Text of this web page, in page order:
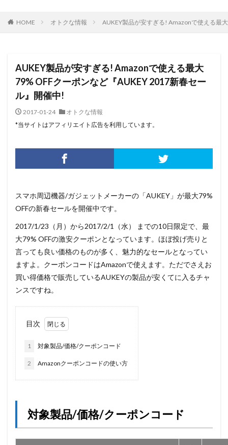
HOME オトクな情報 AUKEY製品が安すぎる! Amazonで使える最
AUKEY製品が安すぎる! Amazonで使える最大
79% OFFクーポンなど『AUKEY 2017新春セー
ル』開催中!
2017-01-24
オトクな情報
*当サイトはアフィリエイト広告を利用しています。
スマホ周辺機器/ガジェットメーカーの「AUKEY」が最大79%
OFFの新春セールを開催中です。
2017/1/23（月）から2017/2/1（水） までの10日限定で、最
大79% OFFの激安クーポンとなっています。ほぼ投げ売りと
言っても良い価格のものが多く、魅力的なセールとなってい
ますよ。クーポンコードはAmazonで使えます。ただでさえお
買い得価格で販売しているAUKEYの製品が安くてに入るチャ
ンスですね。
目次
1 対象製品/価格/クーポンコード
2 Amazonクーポンコードの使い方
対象製品/価格/クーポンコード